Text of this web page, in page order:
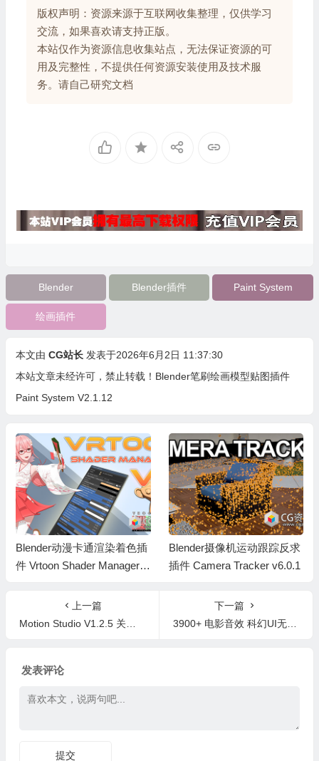
版权声明：资源来源于互联网收集整理，仅供学习
交流，如果喜欢请支持正版。
本站仅作为资源信息收集站点，无法保证资源的可
用及完整性，不提供任何资源安装使用及技术服
务。请自己研究文档
Blender Blender插件 Paint System
绘画插件
本文由 CG站长 发表于2026年6月2日 11:37:30
本站文章未经许可，禁止转载！ Blender笔刷绘画模型贴图插件
Paint System V2.1.12
Blender动漫卡通渲染着色插
件 Vrtoon Shader Manager V
Blender摄像机运动跟踪反求
插件 Camera Tracker v6.0.1
上一篇
Motion Studio V1.2.5 关键帧曲线中心点MG动态设计工具包AE脚本+中文字幕教程
下一篇
3900+ 电影音效 科幻UI无人机转场冲击爆炸机械预告片音效素材包 3900+ Cinematic Sound Effects
发表评论